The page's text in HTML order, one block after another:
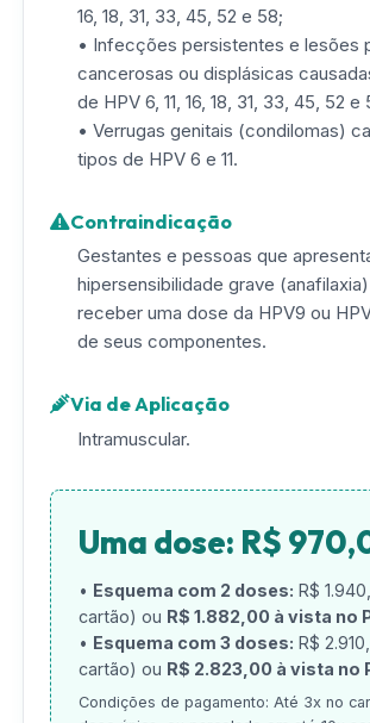
16, 18, 31, 33, 45, 52 e 58;
• Infecções persistentes e lesões
cancerosas ou displásicas
de HPV 6, 11, 16, 18, 31, 33, 45, 52 e
• Verrugas genitais (condilomas)
tipos de HPV 6 e 11.
Contraindicação
Gestantes e pessoas que
hipersensibilidade grave
receber uma dose da HPV9 ou
de seus componentes.
Via de Aplicação
Intramuscular.
Uma dose: R$
• Esquema com 2 doses: R$
cartão) ou R$ 1.882,00 à vista no
• Esquema com 3 doses: R$
cartão) ou R$ 2.823,00 à vista no
Condições de pagamento: Até 3x no